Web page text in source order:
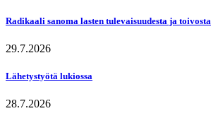
Radikaali sanoma lasten tulevaisuudesta ja toivosta
29.7.2026
Lähetystyötä lukiossa
28.7.2026